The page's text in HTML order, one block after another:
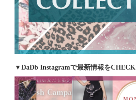
▼DaDb Instagramで最新情報をCHECK